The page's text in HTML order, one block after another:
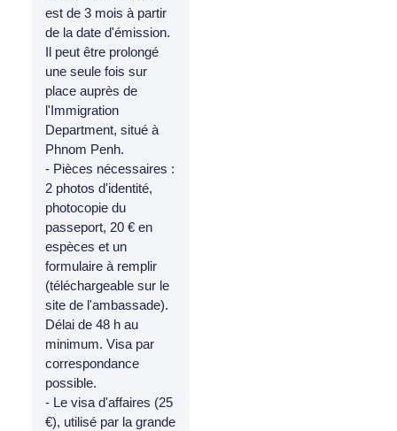
est de 3 mois à partir
de la date d'émission.
Il peut être prolongé
une seule fois sur
place auprès de
l'Immigration
Department, situé à
Phnom Penh.
- Pièces nécessaires :
2 photos d'identité,
photocopie du
passeport, 20 € en
espèces et un
formulaire à remplir
(téléchargeable sur le
site de l'ambassade).
Délai de 48 h au
minimum. Visa par
correspondance
possible.
- Le visa d'affaires (25
€), utilisé par la grande